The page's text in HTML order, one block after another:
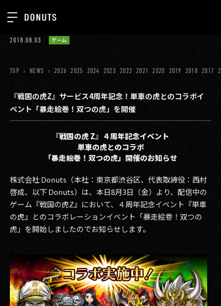
ジョブカン
ゲーム
ミクチャ
医療(CLIUS)
出版メディア
イベント
タテドラ
その他事業
2026
2025
TOP
ABOUT
SERVICES
GROUP
RECRUIT
CONTACT
2018.08.03 ゲーム
TOP NEWS 2026 2025 2024 2023 2022 2021 2020 2019 2018 2017
『戦国の虎Z』サービス4周年記念！単車の虎とのコラボイ
ベント「暴走絵巻！双つの虎」を開催
『戦国の虎Z』４周年記念イベント
単車の虎とのコラボ
「暴走絵巻！双つの虎」開催のお知らせ
株式会社 Donuts（本社：東京都渋谷区、代表取締役：西村
啓成、以下 Donuts）は、本日8月3日（金）より、配信中の
ゲーム『戦国の虎Z』において、４周年記念イベント『単車
の虎』とのコラボレーションイベント「暴走絵巻！双つの
虎」を開始しましたのでお知らせします。